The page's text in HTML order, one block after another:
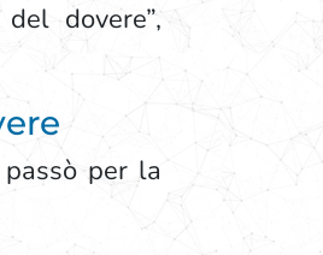
dovere”,
per la